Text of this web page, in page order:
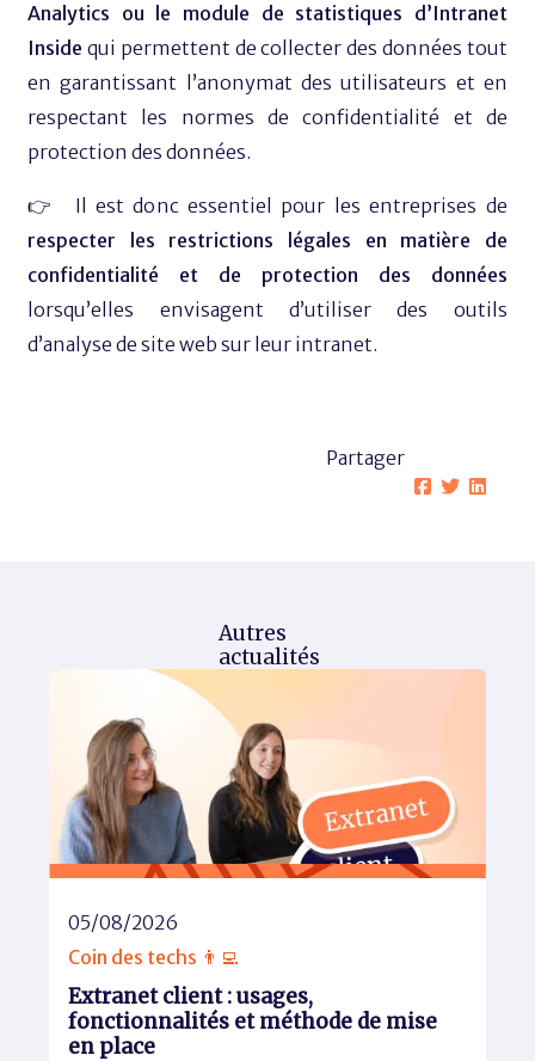
Analytics ou le module de statistiques d’Intranet
Inside qui permettent de collecter des données tout
en garantissant l’anonymat des utilisateurs et en
respectant les normes de confidentialité et de
protection des données.
👉 Il est donc essentiel pour les entreprises de
respecter les restrictions légales en matière de
confidentialité et de protection des données
lorsqu’elles envisagent d’utiliser des outils
d’analyse de site web sur leur intranet.
Partager
Autres
actualités
05/08/2026
Coin des techs 👨‍💻
Extranet client : usages,
fonctionnalités et méthode de mise
en place